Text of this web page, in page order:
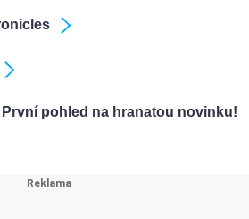
První pohled na hranatou novinku!